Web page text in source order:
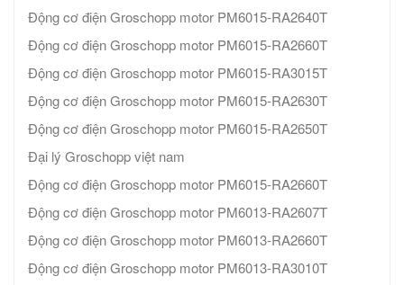
Động cơ điện Groschopp motor PM6015-RA2640T
Động cơ điện Groschopp motor PM6015-RA2660T
Động cơ điện Groschopp motor PM6015-RA3015T
Động cơ điện Groschopp motor PM6015-RA2630T
Động cơ điện Groschopp motor PM6015-RA2650T
Đại lý Groschopp việt nam
Động cơ điện Groschopp motor PM6015-RA2660T
Động cơ điện Groschopp motor PM6013-RA2607T
Động cơ điện Groschopp motor PM6013-RA2660T
Động cơ điện Groschopp motor PM6013-RA3010T